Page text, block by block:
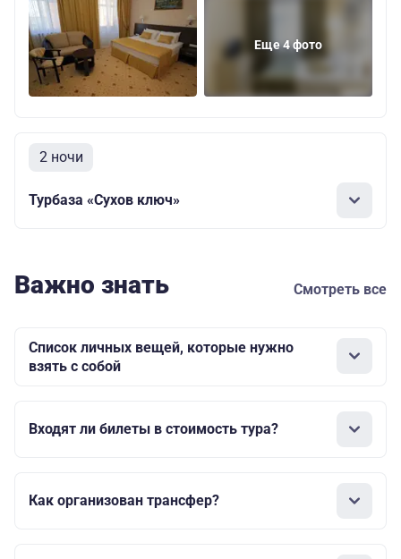
Еще 4 фото
2 ночи
Турбаза «Сухов ключ»
Важно знать Смотреть все
Список личных вещей, которые нужно
взять с собой
Входят ли билеты в стоимость тура?
Как организован трансфер?